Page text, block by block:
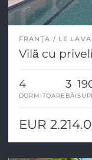
FRANŢA LE
Vilă cu
4
DORMITOARE
3
BĂI
EUR